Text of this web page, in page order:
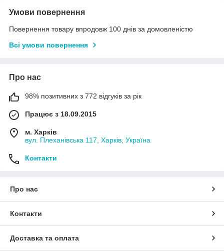
Умови повернення
Повернення товару впродовж 100 днів за домовленістю
Всі умови повернення
Про нас
98% позитивних з 772 відгуків за рік
Працює з 18.09.2015
м. Харків
вул. Плеханівська 117, Харків, Україна
Контакти
Про нас
Контакти
Доставка та оплата